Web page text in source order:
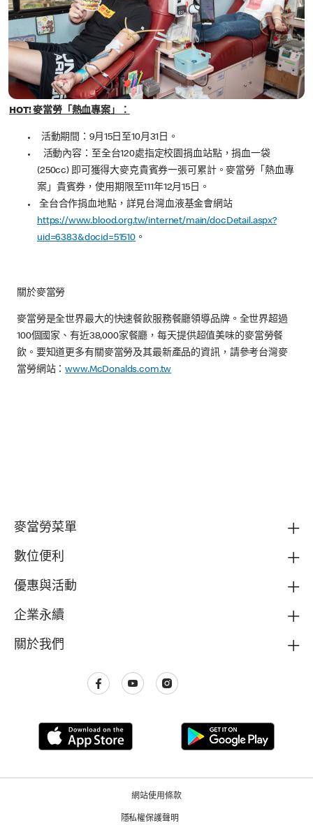
HOT! 麥當勞「熱血專案」：
活動期間：9月15日至10月31日。
活動內容：至全台120處指定校園捐血站點，捐血一袋
(250cc) 即可獲得大麥克貴賓券一張可累計。麥當勞「熱血專
案」貴賓券，使用期限至111年12月15日。
全台合作捐血地點，詳見台灣血液基金會網站
https://www.blood.org.tw/internet/main/docDetail.aspx?
uid=6383&docid=51510 。
關於麥當勞
麥當勞是全世界最大的快速餐飲服務餐廳領導品牌。全世界超過
100個國家、有近38,000家餐廳，每天提供超值美味的麥當勞餐
飲。要知道更多有關麥當勞及其最新產品的資訊，請參考台灣麥
當勞網站：www.McDonalds.com.tw
麥當勞菜單
數位便利
優惠與活動
企業永續
關於我們
網站使用條款
隱私權保護聲明